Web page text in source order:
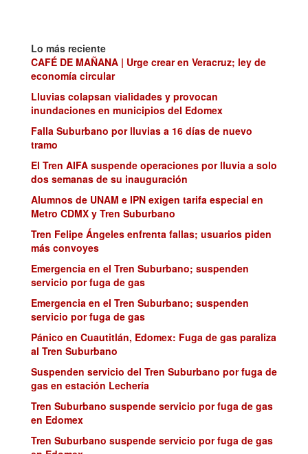
Lo más reciente
CAFÉ DE MAÑANA | Urge crear en Veracruz; ley de
economía circular
Lluvias colapsan vialidades y provocan
inundaciones en municipios del Edomex
Falla Suburbano por lluvias a 16 días de nuevo
tramo
El Tren AIFA suspende operaciones por lluvia a solo
dos semanas de su inauguración
Alumnos de UNAM e IPN exigen tarifa especial en
Metro CDMX y Tren Suburbano
Tren Felipe Ángeles enfrenta fallas; usuarios piden
más convoyes
Emergencia en el Tren Suburbano; suspenden
servicio por fuga de gas
Emergencia en el Tren Suburbano; suspenden
servicio por fuga de gas
Pánico en Cuautitlán, Edomex: Fuga de gas paraliza
al Tren Suburbano
Suspenden servicio del Tren Suburbano por fuga de
gas en estación Lechería
Tren Suburbano suspende servicio por fuga de gas
en Edomex
Tren Suburbano suspende servicio por fuga de gas